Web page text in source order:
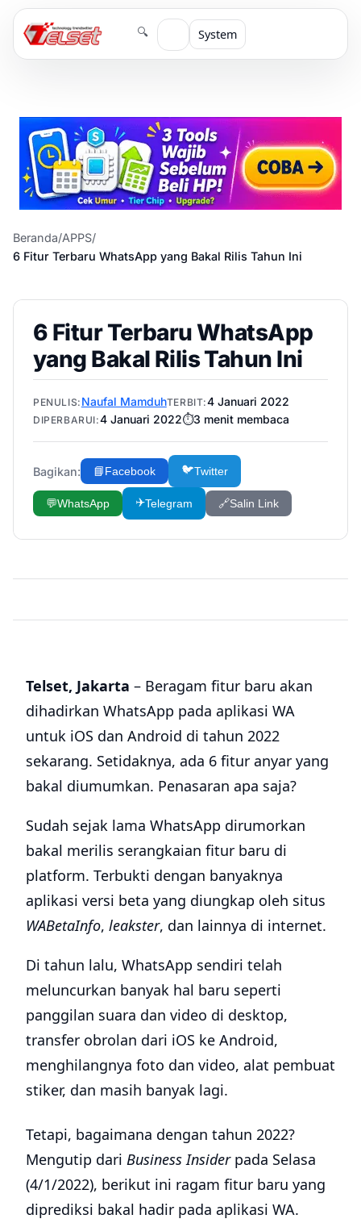
🔍 System
Beranda/APPS/
6 Fitur Terbaru WhatsApp yang Bakal Rilis Tahun Ini
6 Fitur Terbaru WhatsApp
yang Bakal Rilis Tahun Ini
PENULIS: Naufal MamduhTERBIT:4 Januari 2022
DIPERBARUI:4 Januari 2022⏱️3 menit membaca
Bagikan: 📘Facebook 🐦Twitter
💬WhatsApp ✈️Telegram 🔗Salin Link
Telset, Jakarta – Beragam fitur baru akan
dihadirkan WhatsApp pada aplikasi WA
untuk iOS dan Android di tahun 2022
sekarang. Setidaknya, ada 6 fitur anyar yang
bakal diumumkan. Penasaran apa saja?
Sudah sejak lama WhatsApp dirumorkan
bakal merilis serangkaian fitur baru di
platform. Terbukti dengan banyaknya
aplikasi versi beta yang diungkap oleh situs
WABetaInfo, leakster, dan lainnya di internet.
Di tahun lalu, WhatsApp sendiri telah
meluncurkan banyak hal baru seperti
panggilan suara dan video di desktop,
transfer obrolan dari iOS ke Android,
menghilangnya foto dan video, alat pembuat
stiker, dan masih banyak lagi.
Tetapi, bagaimana dengan tahun 2022?
Mengutip dari Business Insiderpada Selasa
(4/1/2022), berikut ini ragam fitur baru yang
diprediksi bakal hadir pada aplikasi WA.